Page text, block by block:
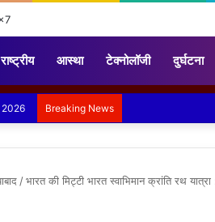
राष्ट्रीय आस्था टेक्नोलॉजी दुर्घटना
2026 Breaking News
/भारत की मिट्टी भारत स्वाभिमान क्रांति रथ